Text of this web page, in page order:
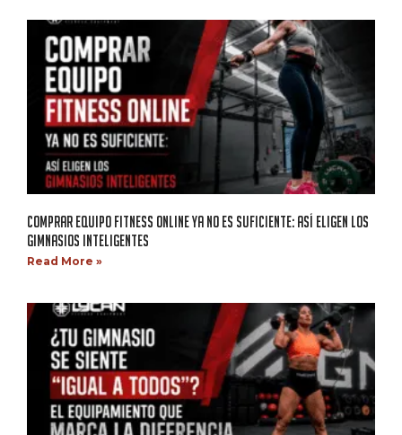
COMPRAR EQUIPO FITNESS ONLINE YA NO ES SUFICIENTE: ASÍ ELIGEN LOS
GIMNASIOS INTELIGENTES
Read More »